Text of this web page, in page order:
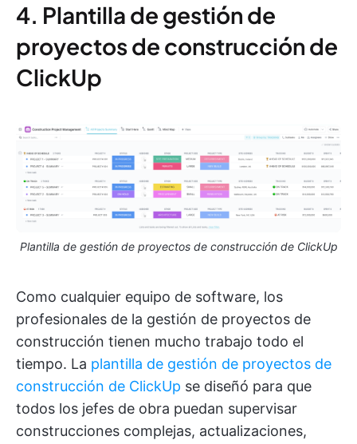
4. Plantilla de gestión de
proyectos de construcción de
ClickUp
Plantilla de gestión de proyectos de construcción de ClickUp
Como cualquier equipo de software, los
profesionales de la gestión de proyectos de
construcción tienen mucho trabajo todo el
tiempo. La plantilla de gestión de proyectos de
construcción de ClickUp se diseñó para que
todos los jefes de obra puedan supervisar
construcciones complejas, actualizaciones,